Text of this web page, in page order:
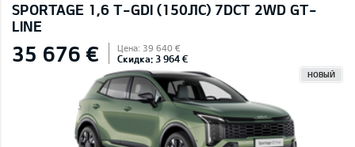
SPORTAGE 1,6 T-GDI (150ЛС) 7DCT 2WD GT-
LINE
35 676 € Цена: 39 640 €
Скидка: 3 964 €
НОВЫЙ